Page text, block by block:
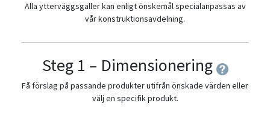
Alla ytterväggsgaller kan enligt önskemål specialanpassas av
vår konstruktionsavdelning.
Steg 1 – Dimensionering
Få förslag på passande produkter utifrån önskade värden eller
välj en specifik produkt.